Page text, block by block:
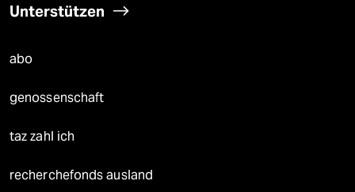
Unterstützen
abo
genossenschaft
taz zahl ich
recherchefonds ausland